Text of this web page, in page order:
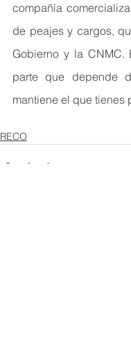
compañía
de peajes y cargos,
Gobierno y la CNMC.
parte que depende
mantiene el que tienes
RECO